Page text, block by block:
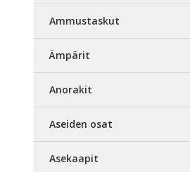
Ammustaskut
Ämpärit
Anorakit
Aseiden osat
Asekaapit